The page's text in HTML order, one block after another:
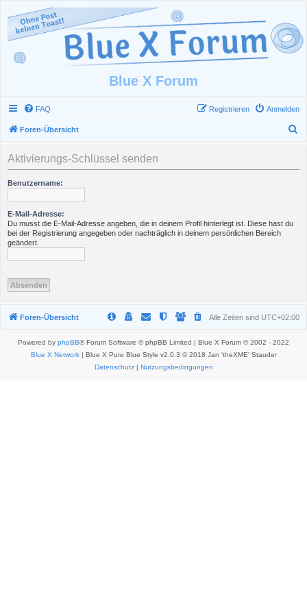
Blue X Forum
FAQ Anmelden
Registrieren
Foren-Übersicht
Aktivierungs-Schlüssel senden
Benutzername:
E-Mail-Adresse:
Du musst die E-Mail-Adresse angeben, die in deinem Profil hinterlegt ist. Diese hast du
bei der Registrierung angegeben oder nachträglich in deinem persönlichen Bereich
geändert.
Foren-Übersicht Alle Zeiten sind UTC+02:00
Powered by phpBB® Forum Software © phpBB Limited | Blue X Forum © 2002 - 2022
Blue X Network| Blue X Pure Blue Style v2.0.3 © 2018 Jan 'theXME' Stauder
Datenschutz| Nutzungsbedingungen